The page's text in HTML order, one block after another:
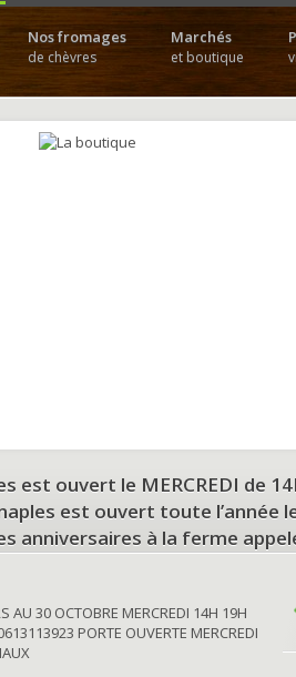
Nos fromages
de chèvres
Marchés
et boutique
est ouvert le MERCREDI de
est ouvert toute l’année
anniversaires à la ferme
AU 30 OCTOBRE MERCREDI 14H 19H
PORTE OUVERTE MERCREDI